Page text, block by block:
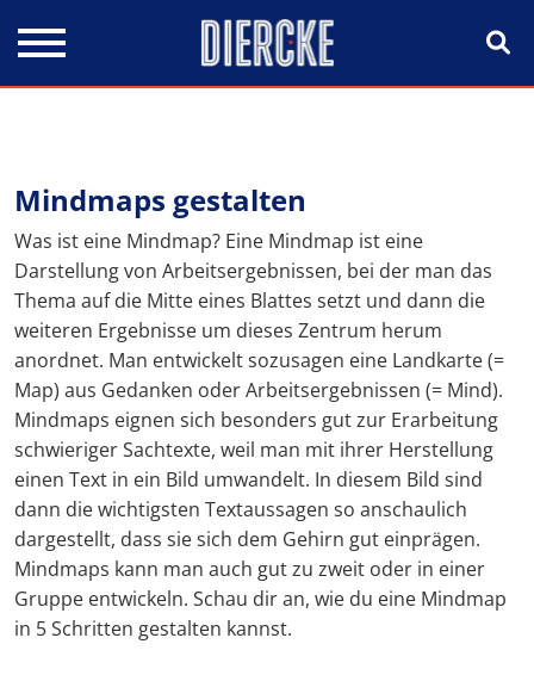
Mindmaps gestalten
Was ist eine Mindmap? Eine Mindmap ist eine
Darstellung von Arbeitsergebnissen, bei der man das
Thema auf die Mitte eines Blattes setzt und dann die
weiteren Ergebnisse um dieses Zentrum herum
anordnet. Man entwickelt sozusagen eine Landkarte (=
Map) aus Gedanken oder Arbeitsergebnissen (= Mind).
Mindmaps eignen sich besonders gut zur Erarbeitung
schwieriger Sachtexte, weil man mit ihrer Herstellung
einen Text in ein Bild umwandelt. In diesem Bild sind
dann die wichtigsten Textaussagen so anschaulich
dargestellt, dass sie sich dem Gehirn gut einprägen.
Mindmaps kann man auch gut zu zweit oder in einer
Gruppe entwickeln. Schau dir an, wie du eine Mindmap
in 5 Schritten gestalten kannst.